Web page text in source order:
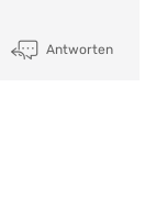
Antworten